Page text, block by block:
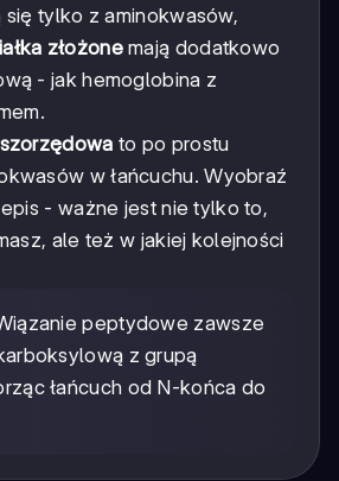
się tylko z aminokwasów,
złożonemają dodatkowo
- jak hemoglobina z
to po prostu
w łańcuchu. Wyobraź
- ważne jest nie tylko to,
ale też w jakiej kolejności
peptydowe zawsze
z grupą
łańcuch od N-końca do